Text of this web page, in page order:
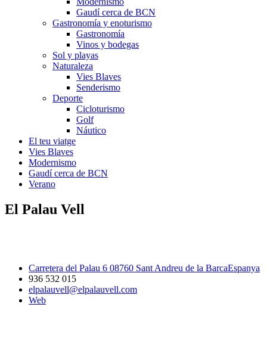
Gaudí cerca de BCN
Gastronomía y enoturismo
Gastronomía
Vinos y bodegas
Sol y playas
Naturaleza
Vies Blaves
Senderismo
Deporte
Cicloturismo
Golf
Náutico
El teu viatge
Vies Blaves
Modernismo
Gaudí cerca de BCN
Verano
El Palau Vell
Carretera del Palau 6 08760 Sant Andreu de la BarcaEspanya
936 532 015
elpalauvell@elpalauvell.com
Web